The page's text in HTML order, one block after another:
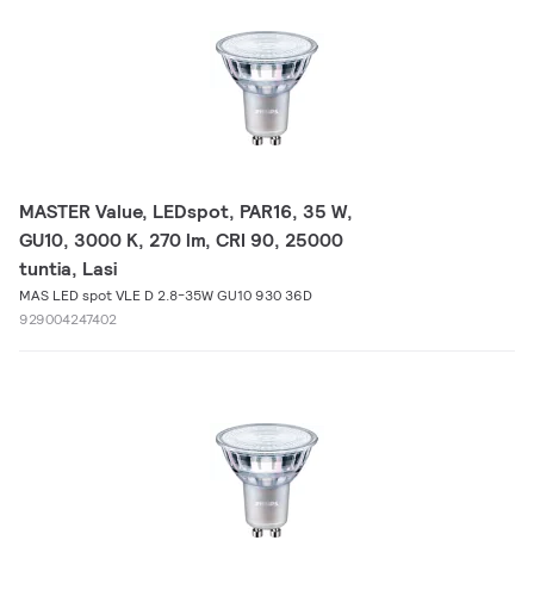
MASTER Value, LEDspot, PAR16, 35 W,
GU10, 3000 K, 270 lm, CRI 90, 25000
tuntia, Lasi
MAS LED spot VLE D 2.8-35W GU10 930 36D
929004247402